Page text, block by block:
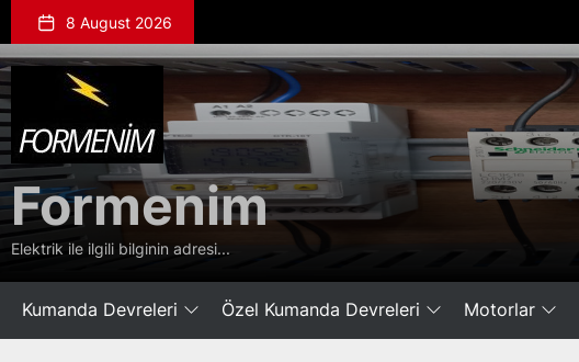
to
the
content
8 August 2026
Formenim
Formenim
Elektrik ile ilgili bilginin adresi...
Kumanda Devreleri Özel Kumanda Devreleri Motorlar